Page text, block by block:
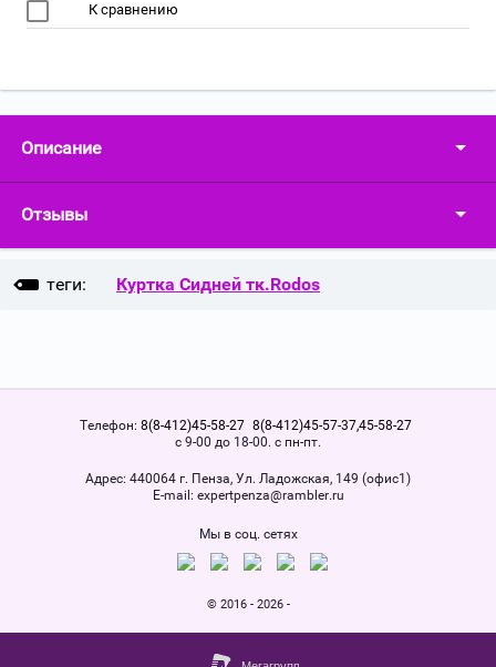
К сравнению
Описание
Отзывы
теги: Куртка Сидней тк.Rodos
Телефон: 8(8-412)45-58-27 8(8-412)45-57-37,45-58-27
с 9-00 до 18-00. с пн-пт.
Адрес: 440064 г. Пенза, Ул. Ладожская, 149 (офис1)
Е-mail: expertpenza@rambler.ru
Мы в соц. сетях
© 2016 - 2026 -